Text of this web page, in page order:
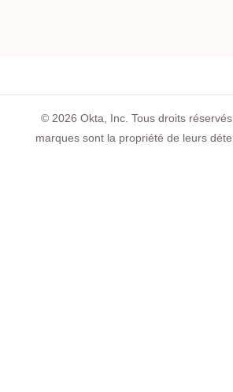
© 2026 Okta, Inc. Tous droits
marques sont la propriété de leurs